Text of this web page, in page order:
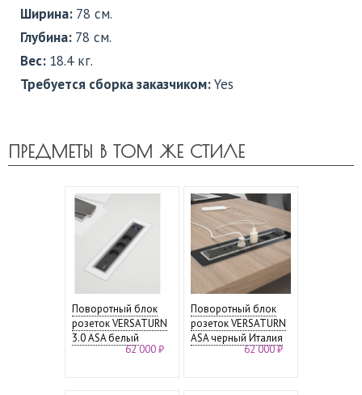
Ширина: 78 см.
Глубина: 78 см.
Вес: 18.4 кг.
Требуется сборка заказчиком:Yes
ПРЕДМЕТЫ В ТОМ ЖЕ СТИЛЕ
Поворотный блок
розеток VERSATURN
3.0 ASA белый
62 000 ₽
Поворотный блок
розеток VERSATURN
ASA черный Италия
62 000 ₽